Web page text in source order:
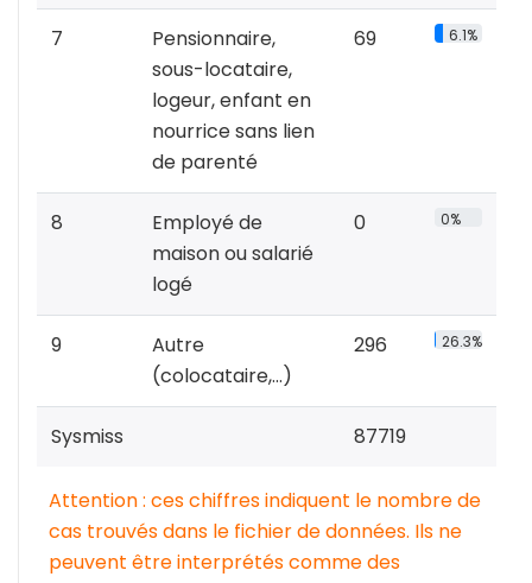
7
Pensionnaire,
sous-locataire,
logeur, enfant en
nourrice sans lien
de parenté
69 6.1%
8
Employé de
maison ou salarié
logé
0 0%
9
Autre
(colocataire,…)
296 26.3%
Sysmiss 87719
Attention : ces chiffres indiquent le nombre de
cas trouvés dans le fichier de données. Ils ne
peuvent être interprétés comme des